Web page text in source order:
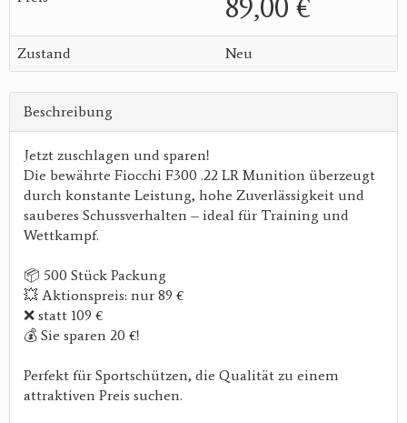
89,00 €
Zustand Neu
Beschreibung
Jetzt zuschlagen und sparen!
Die bewährte Fiocchi F300 .22 LR Munition überzeugt
durch konstante Leistung, hohe Zuverlässigkeit und
sauberes Schussverhalten – ideal für Training und
Wettkampf.
📦 500 Stück Packung
💥 Aktionspreis: nur 89 €
❌ statt 109 €
💰 Sie sparen 20 €!
Perfekt für Sportschützen, die Qualität zu einem
attraktiven Preis suchen.